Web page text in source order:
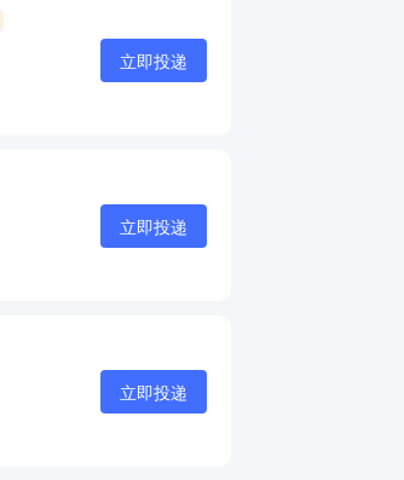
立即投递
立即投递
立即投递